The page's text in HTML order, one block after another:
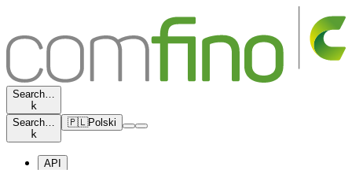
Search…
k
Search…
k
🇵🇱Polski
API